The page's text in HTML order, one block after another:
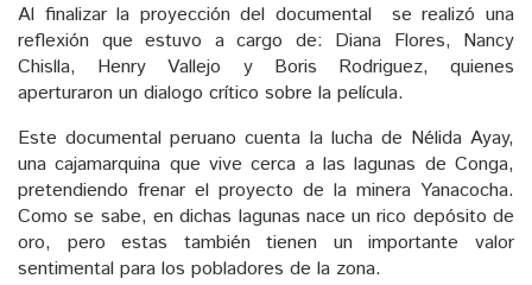
Al finalizar la proyección del documental se realizó una
reflexión que estuvo a cargo de: Diana Flores, Nancy
Chislla, Henry Vallejo y Boris Rodriguez, quienes
aperturaron un dialogo crítico sobre la película.
Este documental peruano cuenta la lucha de Nélida Ayay,
una cajamarquina que vive cerca a las lagunas de Conga,
pretendiendo frenar el proyecto de la minera Yanacocha.
Como se sabe, en dichas lagunas nace un rico depósito de
oro, pero estas también tienen un importante valor
sentimental para los pobladores de la zona.